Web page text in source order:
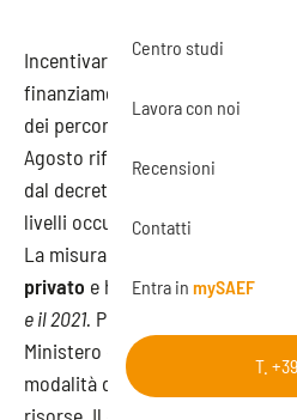
Incentivare la formazione in
finanziamento delle ore di
dei percorsi di sviluppo delle
Agosto rifinanzia il Fondo
dal decreto Rilancio per limitare
livelli occupazionali, derivante
La misura è applicabile a
privato e ha carattere di
e il 2021. Per la sua piena
Ministero del Lavoro che dovrà
modalità di applicazione della
Centro studi
Lavora con noi
Recensioni
Contatti
Entra in mySAEF
T.